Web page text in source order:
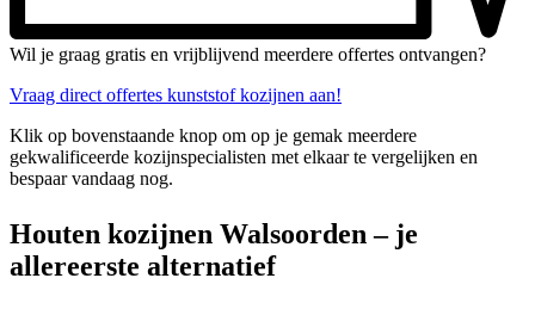
Wil je graag gratis en vrijblijvend meerdere offertes ontvangen?
Vraag direct offertes kunststof kozijnen aan!
Klik op bovenstaande knop om op je gemak meerdere
gekwalificeerde kozijnspecialisten met elkaar te vergelijken en
bespaar vandaag nog.
Houten kozijnen Walsoorden – je
allereerste alternatief